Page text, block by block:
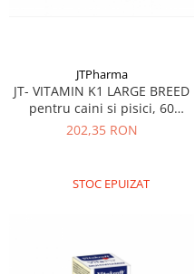
JTPharma
JT- VITAMIN K1 LARGE BREED
pentru caini si pisici, 60
TABLETE - delistat
202,35 RON
STOC EPUIZAT